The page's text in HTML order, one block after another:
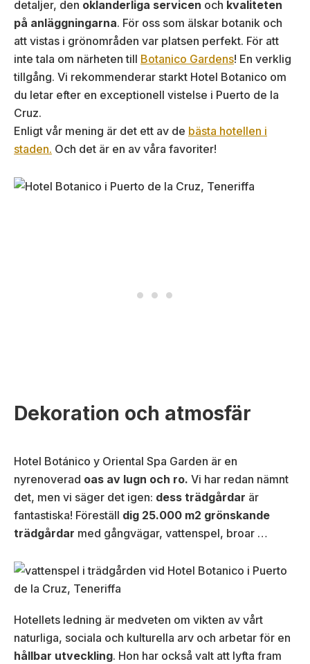
detaljer, den oklanderliga servicen och kvaliteten
på anläggningarna. För oss som älskar botanik och
att vistas i grönområden var platsen perfekt. För att
inte tala om närheten till Botanico Gardens! En verklig
tillgång. Vi rekommenderar starkt Hotel Botanico om
du letar efter en exceptionell vistelse i Puerto de la
Cruz.
Enligt vår mening är det ett av de bästa hotellen i
staden. Och det är en av våra favoriter!
Dekoration och atmosfär
Hotel Botánico y Oriental Spa Garden är en
nyrenoverad oas av lugn och ro. Vi har redan nämnt
det, men vi säger det igen: dess trädgårdar är
fantastiska! Föreställ dig 25.000 m2 grönskande
trädgårdar med gångvägar, vattenspel, broar …
Hotellets ledning är medveten om vikten av vårt
naturliga, sociala och kulturella arv och arbetar för en
hållbar utveckling. Hon har också valt att lyfta fram